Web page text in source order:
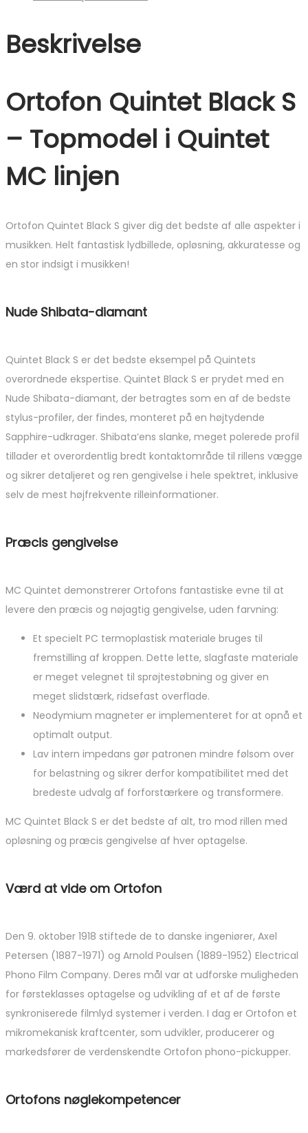
Beskrivelse
Ortofon Quintet Black S
– Topmodel i Quintet
MC linjen
Ortofon Quintet Black S giver dig det bedste af alle aspekter i
musikken. Helt fantastisk lydbillede, opløsning, akkuratesse og
en stor indsigt i musikken!
Nude Shibata-diamant
Quintet Black S er det bedste eksempel på Quintets
overordnede ekspertise. Quintet Black S er prydet med en
Nude Shibata-diamant, der betragtes som en af ​​de bedste
stylus-profiler, der findes, monteret på en højtydende
Sapphire-udkrager. Shibata’ens slanke, meget polerede profil
tillader et overordentlig bredt kontaktområde til rillens vægge
og sikrer detaljeret og ren gengivelse i hele spektret, inklusive
selv de mest højfrekvente rilleinformationer.
Præcis gengivelse
MC Quintet demonstrerer Ortofons fantastiske evne til at
levere den præcis og nøjagtig gengivelse, uden farvning:
Et specielt PC termoplastisk materiale bruges til
fremstilling af kroppen. Dette lette, slagfaste materiale
er meget velegnet til sprøjtestøbning og giver en
meget slidstærk, ridsefast overflade.
Neodymium magneter er implementeret for at opnå et
optimalt output.
Lav intern impedans gør patronen mindre følsom over
for belastning og sikrer derfor kompatibilitet med det
bredeste udvalg af forforstærkere og transformere.
MC Quintet Black S er det bedste af alt, tro mod rillen med
opløsning og præcis gengivelse af hver optagelse.
Værd at vide om Ortofon
Den 9. oktober 1918 stiftede de to danske ingeniører, Axel
Petersen (1887-1971) og Arnold Poulsen (1889-1952) Electrical
Phono Film Company. Deres mål var at udforske muligheden
for førsteklasses optagelse og udvikling af et af de første
synkroniserede filmlyd systemer i verden. I dag er Ortofon et
mikromekanisk kraftcenter, som udvikler, producerer og
markedsfører de verdenskendte Ortofon phono-pickupper.
Ortofons nøglekompetencer